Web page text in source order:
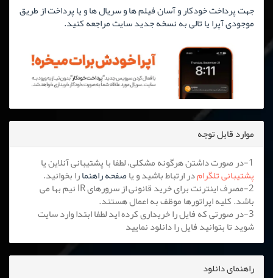
جهت پرداخت خودکار و آسان فیلم ها و سریال ها و یا پرداخت از طریق
موجودی آپرا یا تالی به نسخه جدید سایت مراجعه کنید.
موارد قابل توجه
1-در صورت داشتن هرگونه مشکلی، لطفا با پشتیبانی آنلاین یا
پشتیبانی تلگرامدر ارتباط باشید و یاصفحه راهنمارا بخوانید.
2-مصرف اینترنت برای خرید قانونی از سرورهای IR نیم بها می
باشد. کلیه اپراتورها موظف به اعمال هستند.
3-در صورتی که فایل را خریداری کرده اید لطفا ابتدا وارد سایت
شوید تا بتوانید فایل را دانلود نمایید
راهنمای دانلود